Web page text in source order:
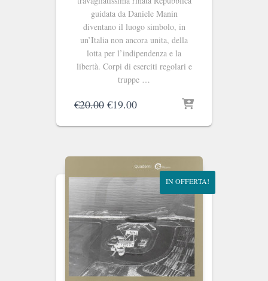
guidata da Daniele Manin
diventano il luogo simbolo, in
un’Italia non ancora unita, della
lotta per l’indipendenza e la
libertà. Corpi di eserciti regolari e
truppe …
€20.00 Il
originale
€20.00.
€19.00Il
attuale
€19.00.
IN OFFERTA!